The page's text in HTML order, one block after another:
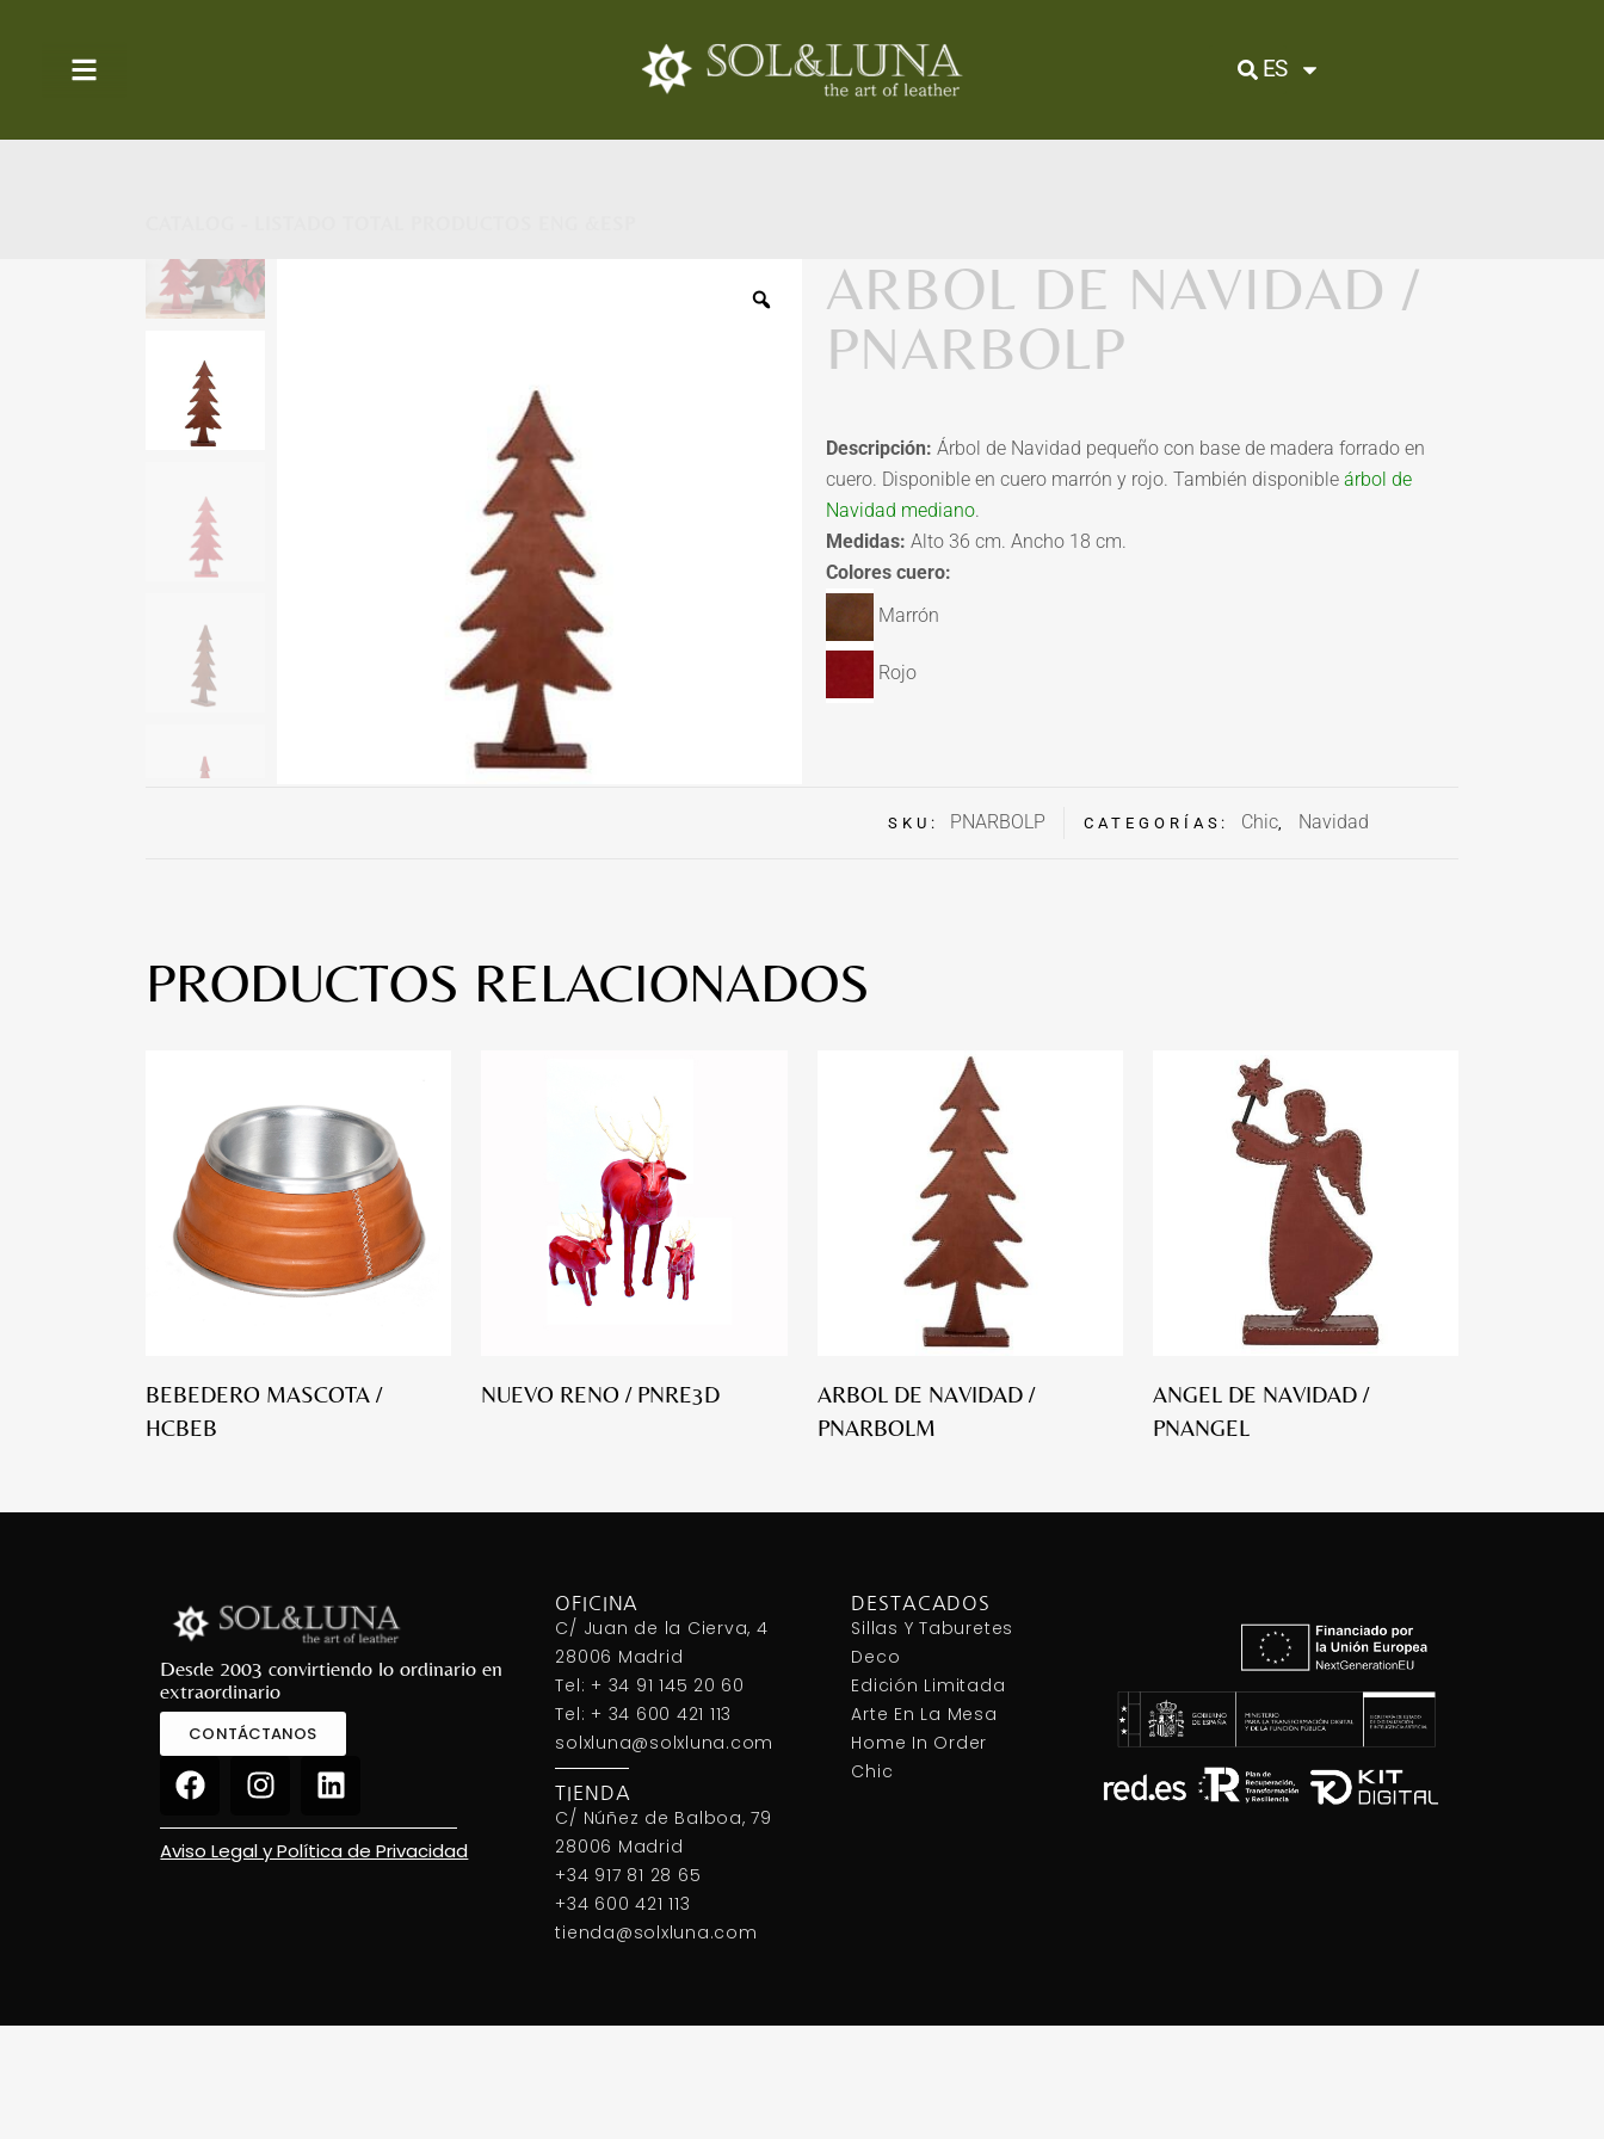
ES
ARBOL DE NAVIDAD /
PNARBOLP
Descripción: Árbol de Navidad pequeño con base de madera forrado en
cuero. Disponible en cuero marrón y rojo. También disponible árbol de
Navidad mediano.
Medidas: Alto 36 cm. Ancho 18 cm.
Colores cuero:
Marrón
Rojo
SKU: PNARBOLP CATEGORÍAS: Chic, Navidad
PRODUCTOS RELACIONADOS
BEBEDERO MASCOTA /
HCBEB
NUEVO RENO / PNRE3D
ARBOL DE NAVIDAD /
PNARBOLM
ANGEL DE NAVIDAD /
PNANGEL
Desde 2003 convirtiendo lo ordinario en
extraordinario
CONTÁCTANOS
Aviso Legal y Política de Privacidad
OFICINA
C/ Juan de la Cierva, 4
28006 Madrid
Tel: + 34 91 145 20 60
Tel: + 34 600 421 113
solxluna@solxluna.com
TIENDA
C/ Núñez de Balboa, 79
28006 Madrid
+34 917 81 28 65
+34 600 421 113
tienda@solxluna.com
DESTACADOS
Sillas Y Taburetes
Deco
Edición Limitada
Arte En La Mesa
Home In Order
Chic